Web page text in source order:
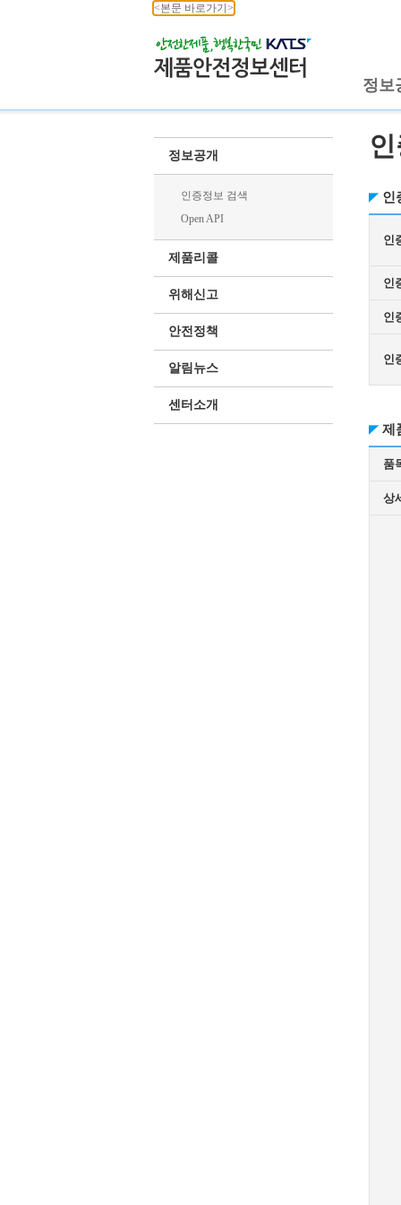
<본문 바로가기>
정보
정보공개
인증정보 검색
Open API
제품리콜
위해신고
안전정책
알림뉴스
센터소개
인
인
인
인
인
제
품
상